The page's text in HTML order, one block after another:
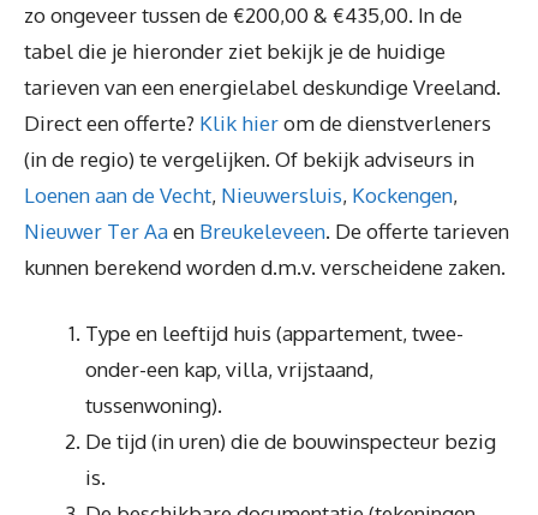
zo ongeveer tussen de €200,00 & €435,00. In de
tabel die je hieronder ziet bekijk je de huidige
tarieven van een energielabel deskundige Vreeland.
Direct een offerte? Klik hierom de dienstverleners
(in de regio) te vergelijken. Of bekijk adviseurs in
Loenen aan de Vecht, Nieuwersluis, Kockengen,
Nieuwer Ter Aaen Breukeleveen. De offerte tarieven
kunnen berekend worden d.m.v. verscheidene zaken.
Type en leeftijd huis (appartement, twee-
onder-een kap, villa, vrijstaand,
tussenwoning).
De tijd (in uren) die de bouwinspecteur bezig
is.